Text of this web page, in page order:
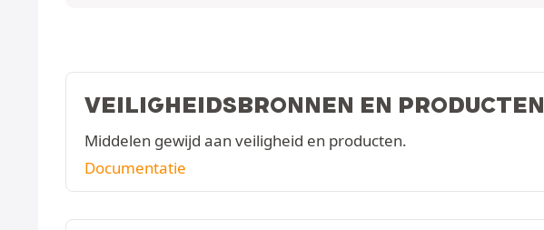
VEILIGHEIDSBRONNEN EN PRODUCTEN
Middelen gewijd aan veiligheid en producten.
Documentatie